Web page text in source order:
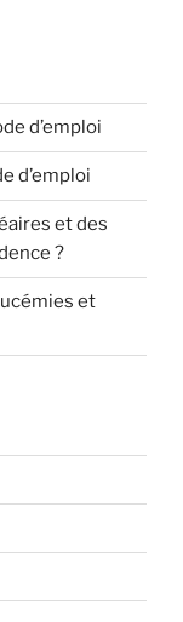
d’emploi
d’emploi
et des
?
et